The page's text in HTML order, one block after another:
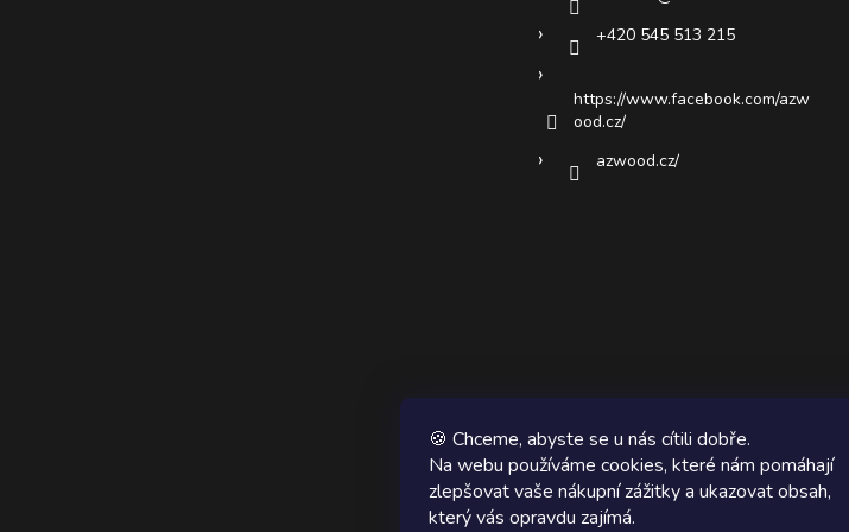
🍪 Chceme, abyste se u nás cítili dobře.
Na webu používáme cookies, které nám pomáhají
zlepšovat vaše nákupní zážitky a ukazovat obsah,
který vás opravdu zajímá.
+420 545 513 215
https://www.facebook.com/azw
ood.cz/
azwood.cz/